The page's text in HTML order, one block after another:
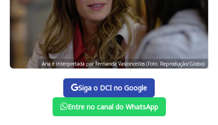
Ana é interpretada por Fernanda Vasconcellos (Foto: Reprodução/Globo)
Siga o DCI no Google
Entre no canal do WhatsApp